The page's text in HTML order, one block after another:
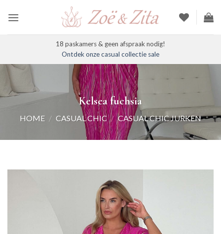
naar
18 paskamers & geen afspraak nodig!
Ontdek onze casual collectie sale
Kelsea fuchsia
HOME / CASUAL CHIC / CASUAL CHIC JURKEN